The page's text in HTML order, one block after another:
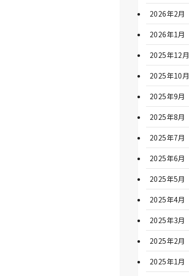
2026年2月
2026年1月
2025年12月
2025年10月
2025年9月
2025年8月
2025年7月
2025年6月
2025年5月
2025年4月
2025年3月
2025年2月
2025年1月